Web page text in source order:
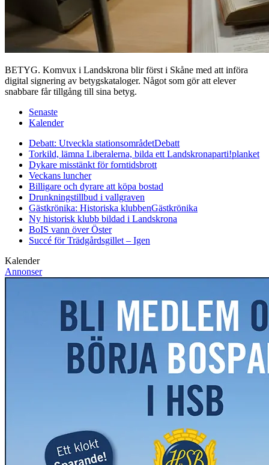
BETYG. Komvux i Landskrona blir först i Skåne med att införa
digital signering av betygskataloger. Något som gör att elever
snabbare får tillgång till sina betyg.
Senaste
Kalender
Debatt: Utveckla stationsområdetDebatt
Torkild, lämna Liberalerna, bilda ett Landskronaparti!planket
Dykare misstänkt för forntidsbrott
Veckans luncher
Billigare och dyrare att köpa bostad
Drunkningstillbud i vallgraven
Gästkrönika: Historiska klubbenGästkrönika
Ny historisk klubb bildad i Landskrona
BoIS vann över Öster
Succé för Trädgårdsgillet – Igen
Kalender
Annonser